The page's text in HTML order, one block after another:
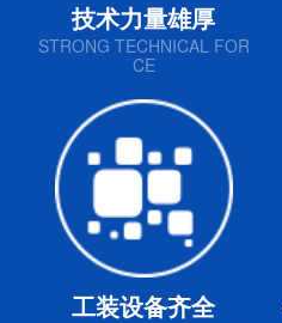
技术力量雄厚
STRONG TECHNICAL FOR
CE
工装设备齐全